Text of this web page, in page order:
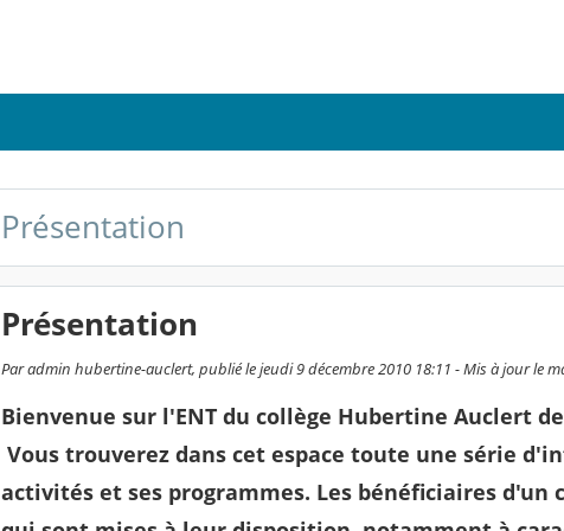
Présentation
Présentation
Par admin hubertine-auclert, publié le jeudi 9 décembre 2010 18:11 - Mis à jour le
Bienvenue sur l'ENT du collège Hubertine Auclert
Vous trouverez dans cet espace toute une série
activités et ses programmes. Les bénéficiaires